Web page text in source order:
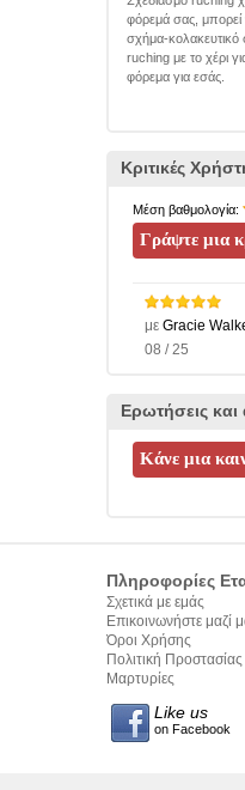
φόρεμά σας, μπορεί
σχήμα-κολακευτικό
ruching με το χέρι
φόρεμα για εσάς.
Κριτικές
Μέση βαθμολογία:
με Gracie
08 / 25
Ερωτήσεις και
Πληροφορίες
Σχετικά με εμάς
Επικοινωνήστε μαζί
Όροι Χρήσης
Πολιτική Προστασίας
Προσωπικών
Μαρτυρίες
Like us
on Facebook